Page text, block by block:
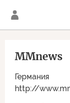
Германия
http://
MMnews